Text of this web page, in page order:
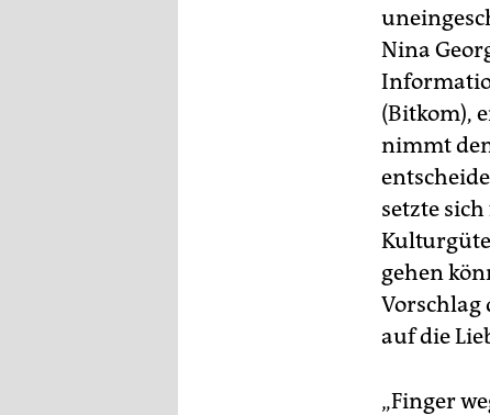
Nina
(Bitkom),
nimmt
setzte
gehen
Vorschlag
auf die
„Finger